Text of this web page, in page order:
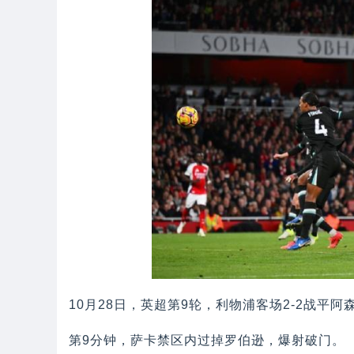
10月28日，英超第9轮，利物浦客场2-2战平阿
第9分钟，萨卡禁区内过掉罗伯逊，爆射破门。